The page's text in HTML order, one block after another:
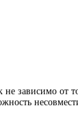
зависимо от